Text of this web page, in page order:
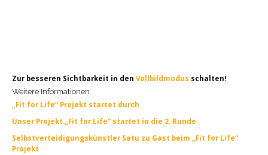
Zur besseren Sichtbarkeit in den Vollbildmodus schalten!
Weitere Informationen
„Fit for Life“ Projekt startet durch
Unser Projekt „Fit for Life“ startet in die 2. Runde
Selbstverteidigungskünstler Satu zu Gast beim „Fit for Life“
Projekt